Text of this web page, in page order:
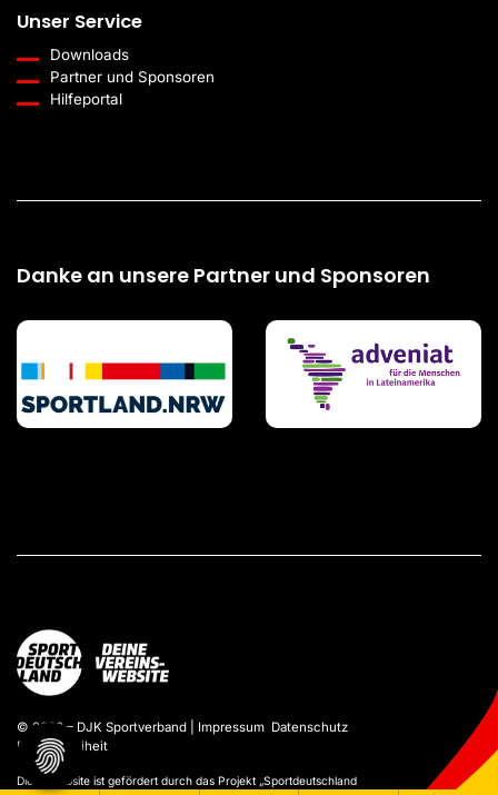
Unser Service
Downloads
Partner und Sponsoren
Hilfeportal
Danke an unsere Partner und Sponsoren
© 2026 – DJK Sportverband | Impressum Datenschutz
Barrierefreiheit
Diese Website ist gefördert durch das Projekt „Sportdeutschland
Programm BSF
DJK
Fotos und Videos
Zurück zum DJK Sportverband